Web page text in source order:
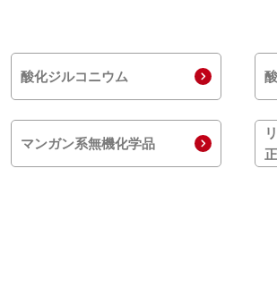
酸化ジルコニウム
マンガン系無機化学品